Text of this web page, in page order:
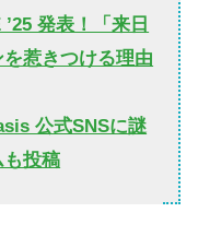
発表！「来日
惹きつける理由
公式SNSに謎
投稿